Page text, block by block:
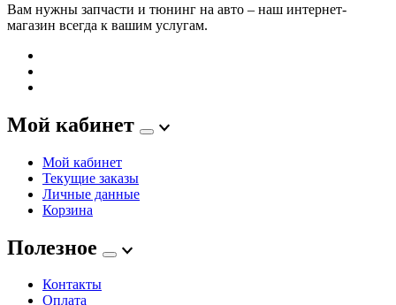
Вам нужны запчасти и тюнинг на авто – наш интернет-
магазин всегда к вашим услугам.
Мой кабинет
Мой кабинет
Текущие заказы
Личные данные
Корзина
Полезное
Контакты
Оплата